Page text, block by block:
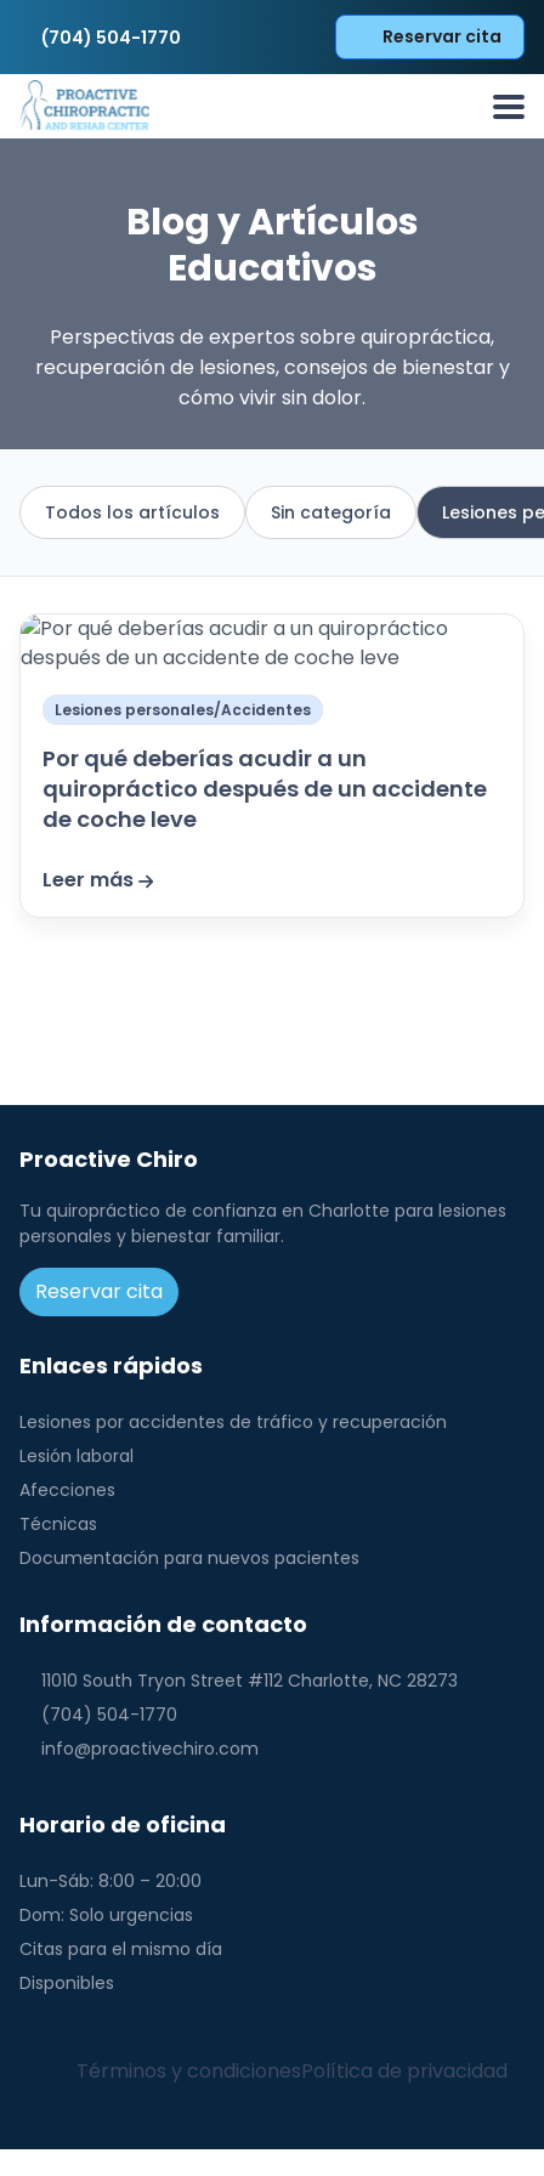
(704) 504-1770 Reservar cita
Blog y Artículos
Educativos
Perspectivas de expertos sobre quiropráctica,
recuperación de lesiones, consejos de bienestar y
cómo vivir sin dolor.
Todos los artículos Sin categoría Lesiones
Lesiones personales/Accidentes
Por qué deberías acudir a un
quiropráctico después de un accidente
de coche leve
Leer más
Proactive Chiro
Tu quiropráctico de confianza en Charlotte para lesiones
personales y bienestar familiar.
Reservar cita
Enlaces rápidos
Lesiones por accidentes de tráfico y recuperación
Lesión laboral
Afecciones
Técnicas
Documentación para nuevos pacientes
Información de contacto
11010 South Tryon Street #112 Charlotte, NC 28273
(704) 504-1770
info@proactivechiro.com
Horario de oficina
Lun-Sáb: 8:00 – 20:00
Dom: Solo urgencias
Citas para el mismo día
Disponibles
Términos y condicionesPolítica de privacidad